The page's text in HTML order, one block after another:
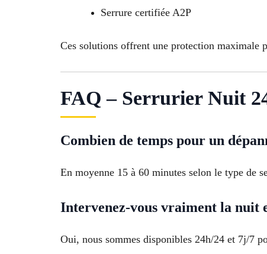
Serrure certifiée A2P
Ces solutions offrent une protection maximale
FAQ – Serrurier Nuit
Combien de temps pour un
En moyenne 15 à 60 minutes selon le type de
Intervenez-vous vraiment la nuit
Oui, nous sommes disponibles 24h/24 et 7j/7